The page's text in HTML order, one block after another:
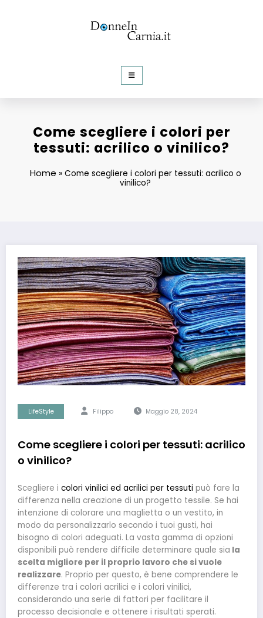
Come scegliere i colori per
tessuti: acrilico o vinilico?
Home » Come scegliere i colori per tessuti: acrilico o
vinilico?
LifeStyle Filippo Maggio 28, 2024
Come scegliere i colori per tessuti: acrilico
o vinilico?
Scegliere i colori vinilici ed acrilici per tessuti può fare la
differenza nella creazione di un progetto tessile. Se hai
intenzione di colorare una maglietta o un vestito, in
modo da personalizzarlo secondo i tuoi gusti, hai
bisogno di colori adeguati. La vasta gamma di opzioni
disponibili può rendere difficile determinare quale sia la
scelta migliore per il proprio lavoro che si vuole
realizzare. Proprio per questo, è bene comprendere le
differenze tra i colori acrilici e i colori vinilici,
considerando una serie di fattori per facilitare il
processo decisionale e ottenere i risultati sperati.